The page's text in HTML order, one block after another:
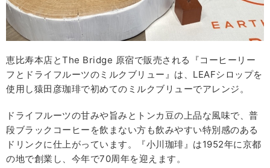
恵比寿本店とThe Bridge 原宿で販売される『コーヒーリー
フとドライフルーツのミルクブリュー』は、LEAFシロップを
使用し猿田彦珈琲で初めてのミルクブリューでアレンジ。
ドライフルーツの甘みや旨みとトンカ豆の上品な風味で、普
段ブラックコーヒーを飲まない方も飲みやすい特別感のある
ドリンクに仕上がっています。『小川珈琲』は1952年に京都
の地で創業し、今年で70周年を迎えます。